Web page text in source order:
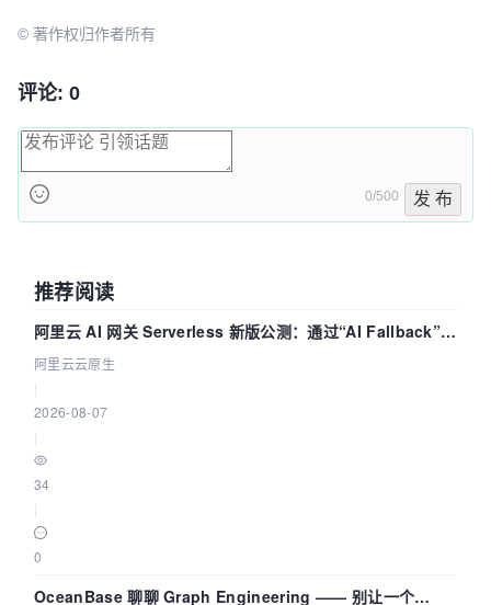
© 著作权归作者所有
评论: 0
0/500 发 布
推荐阅读
阿里云 AI 网关 Serverless 新版公测：通过“AI Fallback”与
拓扑可视化构建 AI 流量治理底座
阿里云云原生
2026-08-07
34
0
OceanBase 聊聊 Graph Engineering —— 别让一个